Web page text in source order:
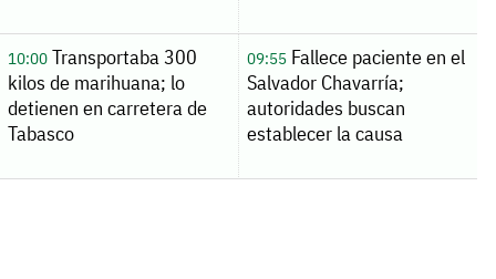
10:00Transportaba 300
kilos de marihuana; lo
detienen en carretera de
Tabasco
09:55Fallece paciente en el
Salvador Chavarría;
autoridades buscan
establecer la causa